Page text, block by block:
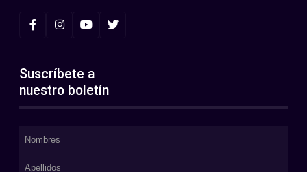
Suscríbete a
nuestro boletín